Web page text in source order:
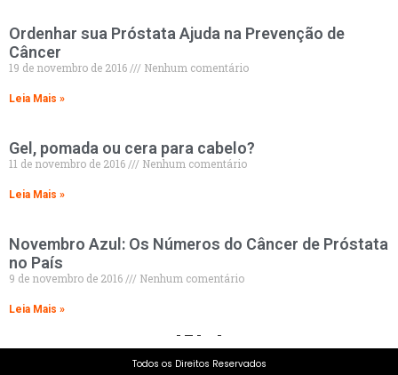
Ordenhar sua Próstata Ajuda na Prevenção de
Câncer
19 de novembro de 2016 Nenhum comentário
Leia Mais »
Gel, pomada ou cera para cabelo?
11 de novembro de 2016 Nenhum comentário
Leia Mais »
Novembro Azul: Os Números do Câncer de Próstata
no País
9 de novembro de 2016 Nenhum comentário
Leia Mais »
Todos os Direitos Reservados